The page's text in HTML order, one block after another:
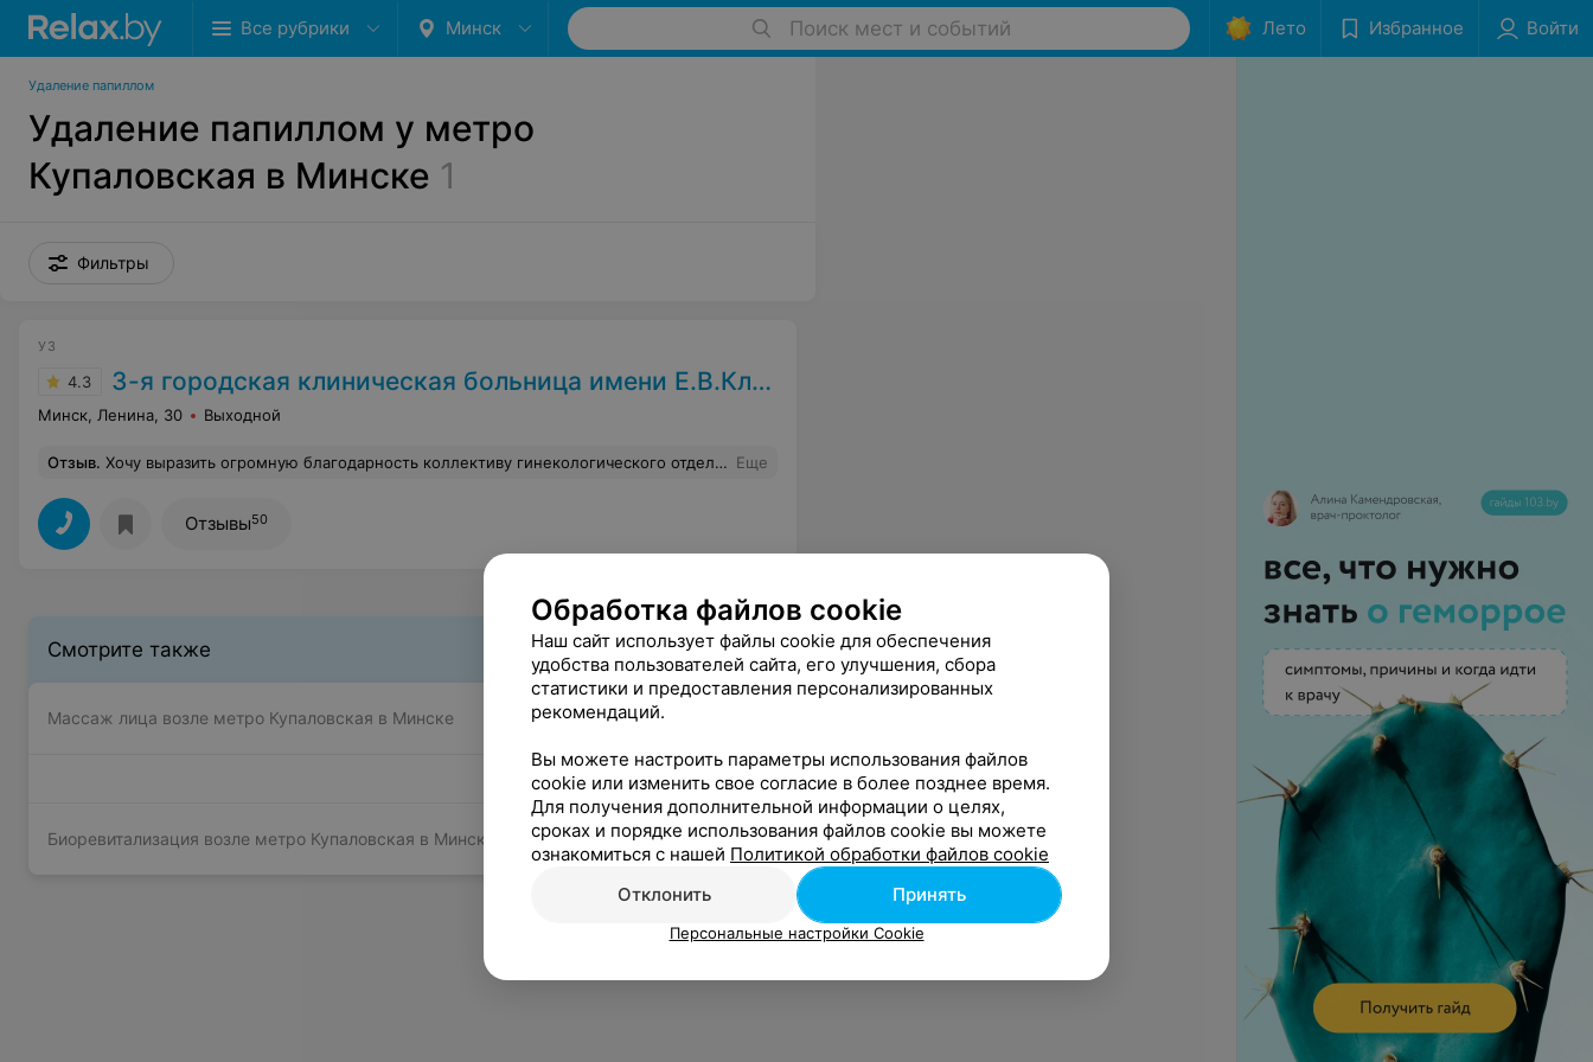
Все рубрики Минск Поиск мест и событий Лето Избранное Войти
Удаление папиллом
Удаление папиллом у метро
Купаловская в Минске 1
Фильтры
УЗ
4.3 3-я городская клиническая больница имени Е.В.Клумова
Минск, Ленина, 30 Выходной
Отзыв. Хочу выразить огромную благодарность коллективу гинекологического отделения 3гкб.В тяжёлый период моей жизни вы оказались рядом.Спасибо вам за ваш труд.Грамотные , добросовестно выполняющие свою работу. Отдельное спасибо Юлии Ивановне и Анне Александровне! У вас золотые руки и сердца.Прошу руководство 3ГКБ отметить и поощерить работу этих замечательных людей,за профессионализм, чуткое и внимательное отношение к пациентам. Еще
Отзывы50
Смотрите также
Массаж лица возле метро Купаловская в Минске
Биоревитализация возле метро Купаловская в Минске
Обработка файлов cookie
Наш сайт использует файлы cookie для обеспечения
удобства пользователей сайта, его улучшения, сбора
статистики и предоставления персонализированных
рекомендаций.
Вы можете настроить параметры использования файлов
cookie или изменить свое согласие в более позднее время.
Для получения дополнительной информации о целях,
сроках и порядке использования файлов cookie вы можете
ознакомиться с нашей Политикой обработки файлов cookie
Отклонить
Принять
Персональные настройки Cookie